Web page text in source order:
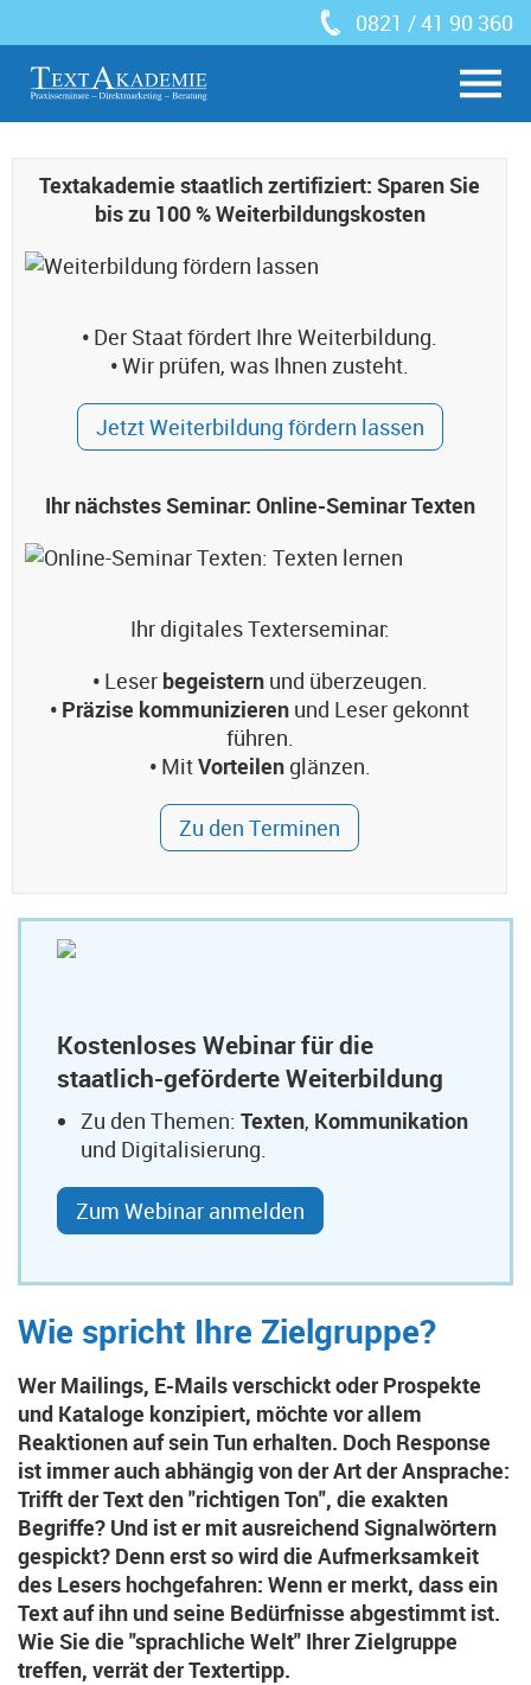
0821 / 41 90 360
Textakademie staatlich zertifiziert: Sparen Sie
bis zu 100 % Weiterbildungskosten
• Der Staat fördert Ihre Weiterbildung.
•Wir prüfen, was Ihnen zusteht.
Jetzt Weiterbildung fördern lassen
Ihr nächstes Seminar: Online-Seminar Texten
Ihr digitales Texterseminar:
• Leser begeistern und überzeugen.
• Präzise kommunizieren und Leser gekonnt
führen.
• MitVorteilen glänzen.
Zu den Terminen
Kostenloses Webinar für die
staatlich-geförderte Weiterbildung
Zu den Themen: Texten, Kommunikation
und Digitalisierung.
Zum Webinar anmelden
Wie spricht Ihre Zielgruppe?
Wer Mailings, E-Mails verschickt oder Prospekte
und Kataloge konzipiert, möchte vor allem
Reaktionen auf sein Tun erhalten. Doch Response
ist immer auch abhängig von der Art der Ansprache:
Trifft der Text den "richtigen Ton", die exakten
Begriffe? Und ist er mit ausreichend Signalwörtern
gespickt? Denn erst so wird die Aufmerksamkeit
des Lesers hochgefahren: Wenn er merkt, dass ein
Text auf ihn und seine Bedürfnisse abgestimmt ist.
Wie Sie die "sprachliche Welt" Ihrer Zielgruppe
treffen, verrät der Textertipp.